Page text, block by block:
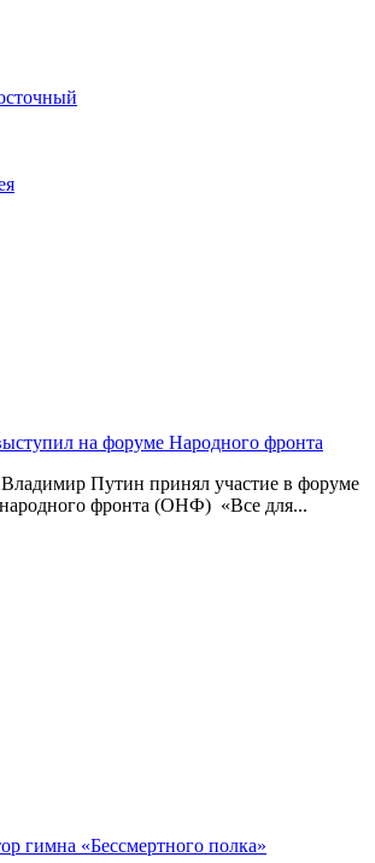
на форуме Народного фронта
Путин принял участие в форуме
фронта (ОНФ) «Все для...
гимна «Бессмертного полка»